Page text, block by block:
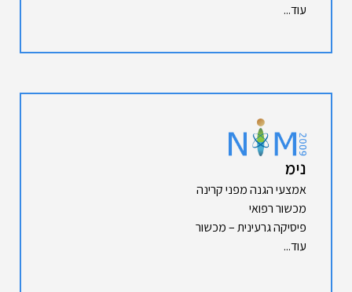
עוד...
נימ
אמצעי הגנה מפני קרינה
מכשור רפואי
פיסיקה גרעינית – מכשור
עוד...